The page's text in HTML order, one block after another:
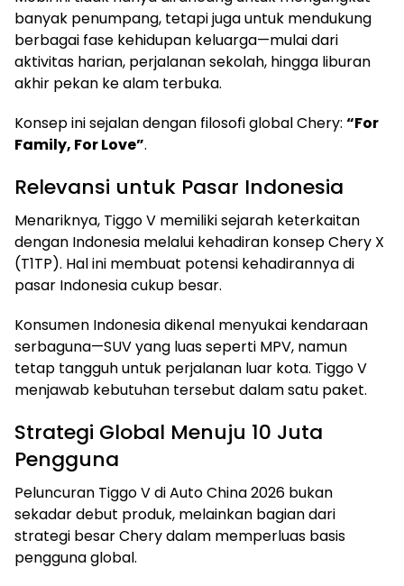
banyak penumpang, tetapi juga untuk mendukung
berbagai fase kehidupan keluarga—mulai dari
aktivitas harian, perjalanan sekolah, hingga liburan
akhir pekan ke alam terbuka.
Konsep ini sejalan dengan filosofi global Chery: “For
Family, For Love”.
Relevansi untuk Pasar Indonesia
Menariknya, Tiggo V memiliki sejarah keterkaitan
dengan Indonesia melalui kehadiran konsep Chery X
(T1TP). Hal ini membuat potensi kehadirannya di
pasar Indonesia cukup besar.
Konsumen Indonesia dikenal menyukai kendaraan
serbaguna—SUV yang luas seperti MPV, namun
tetap tangguh untuk perjalanan luar kota. Tiggo V
menjawab kebutuhan tersebut dalam satu paket.
Strategi Global Menuju 10 Juta
Pengguna
Peluncuran Tiggo V di Auto China 2026 bukan
sekadar debut produk, melainkan bagian dari
strategi besar Chery dalam memperluas basis
pengguna global.